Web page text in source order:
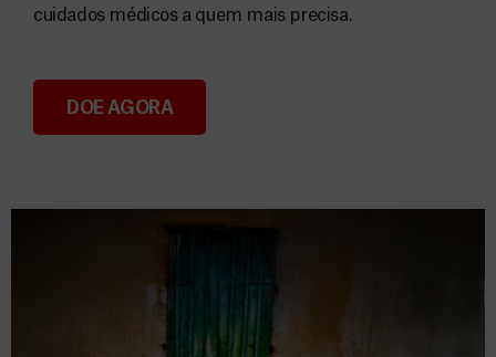
Donativos
cuidados médicos a quem mais precisa.
DOE AGORA